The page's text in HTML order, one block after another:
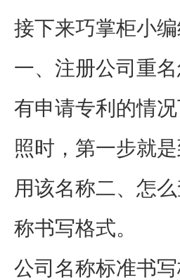
接下来巧掌柜小
一、注册公司重
有申请专利的情
照时，第一步就
用该名称二、怎
称书写格式。
公司名称标准书